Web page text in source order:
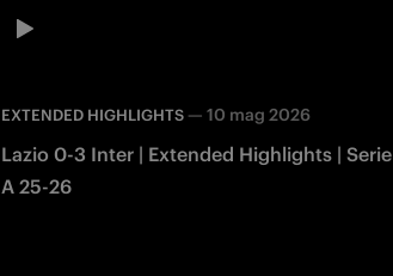
EXTENDED HIGHLIGHTS —10 mag 2026
Lazio 0-3 Inter | Extended Highlights | Serie
A 25-26